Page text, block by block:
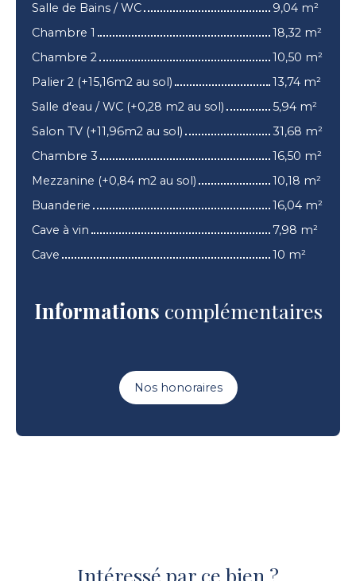
Salle de Bains / WC
9,04 m²
Chambre 1
18,32 m²
Chambre 2
10,50 m²
Palier 2 (+15,16m2 au sol)
13,74 m²
Salle d'eau / WC (+0,28 m2 au sol)
5,94 m²
Salon TV (+11,96m2 au sol)
31,68 m²
Chambre 3
16,50 m²
Mezzanine (+0,84 m2 au sol)
10,18 m²
Buanderie
16,04 m²
Cave à vin
7,98 m²
Cave
10 m²
Informations complémentaires
Nos honoraires
Intéressé par ce bien ?